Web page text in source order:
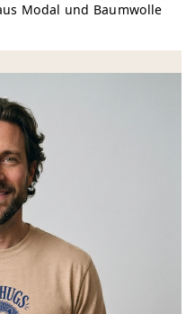
Modal und Baumwolle